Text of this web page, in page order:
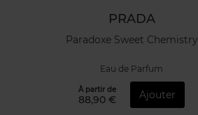
PRADA
Paradoxe Sweet Chemistry
Eau de Parfum
À partir de
88,90 € Ajouter